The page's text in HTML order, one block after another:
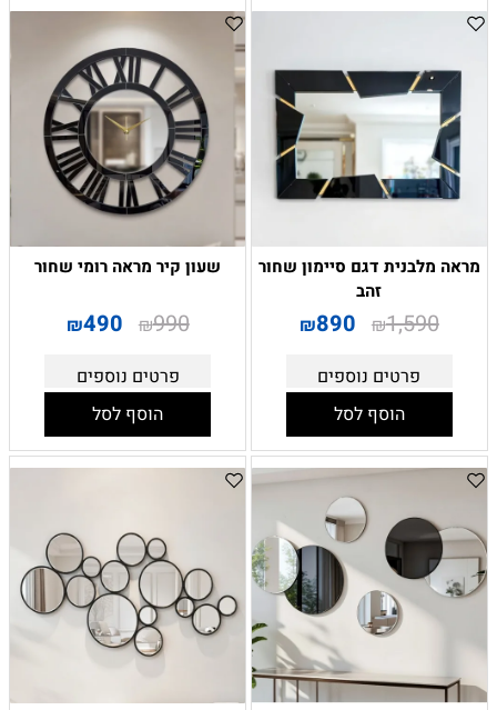
מראה מלבנית דגם סיימון שחור
זהב
₪1,590
₪890
פרטים נוספים
הוסף לסל
שעון קיר מראה רומי שחור
₪990
₪490
פרטים נוספים
הוסף לסל